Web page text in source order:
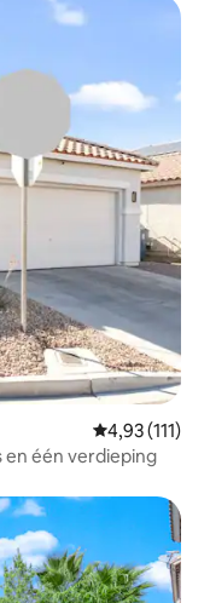
Gemiddelde
4,93 (111)
en één verdieping